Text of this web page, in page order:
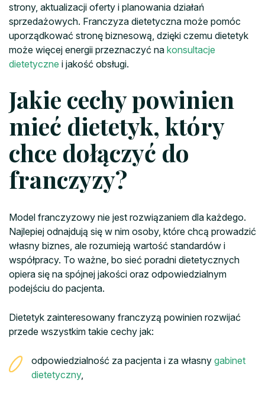
strony, aktualizacji oferty i planowania działań
sprzedażowych. Franczyza dietetyczna może pomóc
uporządkować stronę biznesową, dzięki czemu dietetyk
może więcej energii przeznaczyć na konsultacje
dietetyczne i jakość obsługi.
Jakie cechy powinien
mieć dietetyk, który
chce dołączyć do
franczyzy?
Model franczyzowy nie jest rozwiązaniem dla każdego.
Najlepiej odnajdują się w nim osoby, które chcą prowadzić
własny biznes, ale rozumieją wartość standardów i
współpracy. To ważne, bo sieć poradni dietetycznych
opiera się na spójnej jakości oraz odpowiedzialnym
podejściu do pacjenta.
Dietetyk zainteresowany franczyzą powinien rozwijać
przede wszystkim takie cechy jak:
odpowiedzialność za pacjenta i za własny gabinet
dietetyczny,